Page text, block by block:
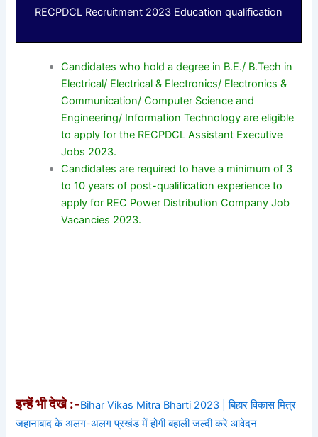
RECPDCL Recruitment 2023 Education qualification
Candidates who hold a degree in B.E./ B.Tech in
Electrical/ Electrical & Electronics/ Electronics &
Communication/ Computer Science and
Engineering/ Information Technology are eligible
to apply for the RECPDCL Assistant Executive
Jobs 2023.
Candidates are required to have a minimum of 3
to 10 years of post-qualification experience to
apply for REC Power Distribution Company Job
Vacancies 2023.
इन्हें भी देखे :-Bihar Vikas Mitra Bharti 2023 | बिहार विकास मित्र
जहानाबाद के अलग-अलग प्रखंड में होगी बहाली जल्दी करे आवेदन